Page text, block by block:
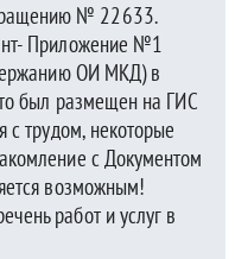
№ 22633.
Приложение №1
ОИ МКД) в
был размещен на ГИС
трудом, некоторые
с Документом
возможным!
работ и услуг в